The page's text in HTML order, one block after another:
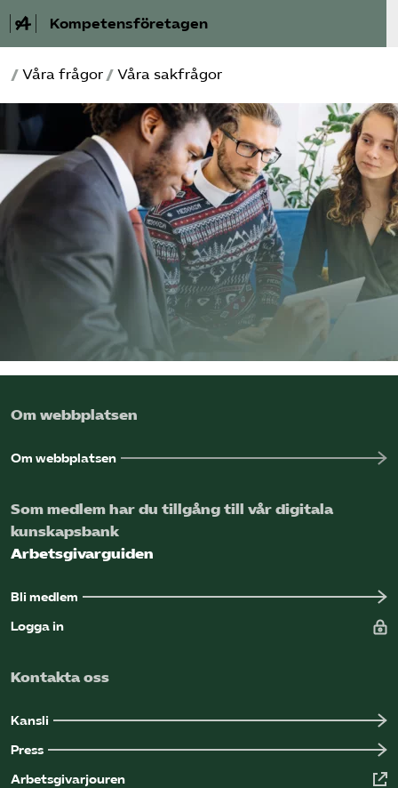
Kompetensföretagen
Aktuellt
A-Ö
Auktorisation
Medlemskap
Våra frågor
Kurser och aktiviteter
Omsättningsstatistik
Webbutik
Mina sidor
Logga in på Arbetsgivarguiden
Sök på kompetensforetagen.se
In english
/ Våra frågor / Våra sakfrågor
Om webbplatsen
Om webbplatsen
Som medlem har du tillgång till vår digitala
kunskapsbank
Arbetsgivarguiden
Bli medlem
Logga in
Kontakta oss
Kansli
Press
Arbetsgivarjouren